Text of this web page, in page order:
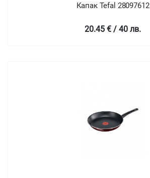
Капак Tefal 28097612
20.45 € / 40 лв.